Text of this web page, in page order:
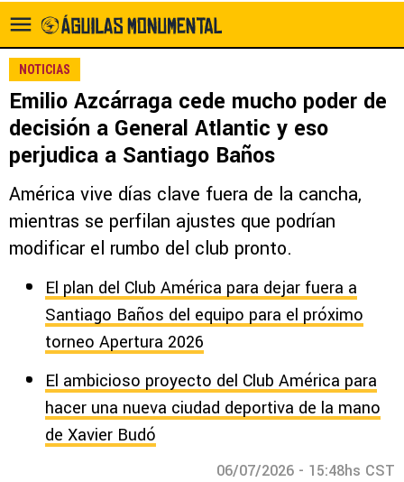
NOTICIAS
Emilio Azcárraga cede mucho poder de
decisión a General Atlantic y eso
perjudica a Santiago Baños
América vive días clave fuera de la cancha,
mientras se perfilan ajustes que podrían
modificar el rumbo del club pronto.
El plan del Club América para dejar fuera a
Santiago Baños del equipo para el próximo
torneo Apertura 2026
El ambicioso proyecto del Club América para
hacer una nueva ciudad deportiva de la mano
de Xavier Budó
06/07/2026 - 15:48hs CST